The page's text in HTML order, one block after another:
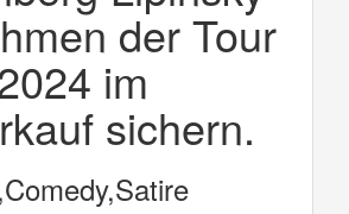
der Tour
im
sichern.